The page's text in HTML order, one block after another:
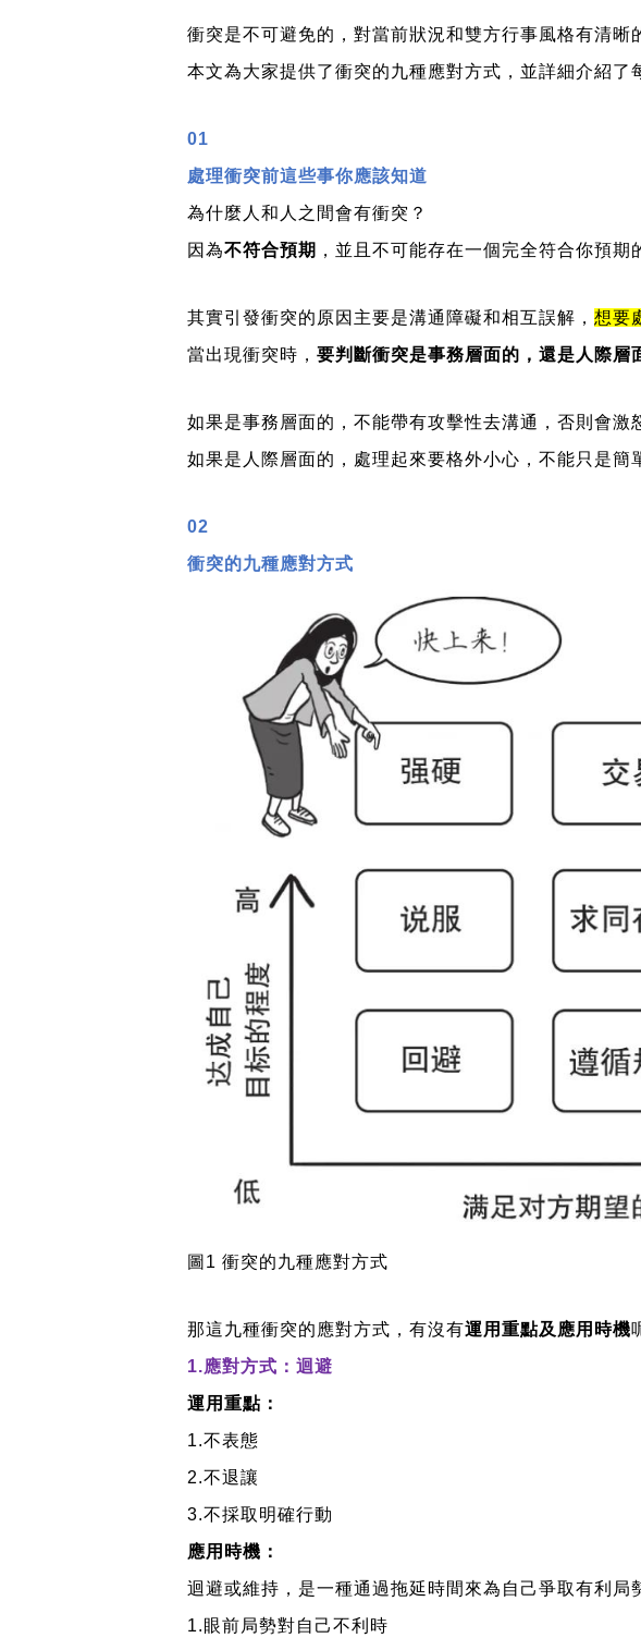
衝突是不可避免的，對當前狀況和雙方行事風格有清
本文為大家提供了衝突的九種應對方式，並詳細介紹
01
處理衝突前這些事你應該知道
為什麼人和人之間會有衝突？
因為不符合預期 ，並且不可能存在一個完全符合你預期
其實引發衝突的原因主要是溝通障礙和相互誤解， 想要
當出現衝突時， 要判斷衝突是事務層面的，還是人際層
如果是事務層面的，不能帶有攻擊性去溝通，否則會
如果是人際層面的，處理起來要格外小心，不能只是簡
02
衝突的九種應對方式
圖 1 衝突的九種應對方式
那這九種衝突的應對方式，有沒有運用重點及應用時機
1.應對方式：迴避
運用重點：
1.不表態
2.不退讓
3.不採取明確行動
應用時機：
迴避或維持，是一種通過拖延時間來為自己爭取有利局
1. 眼前局勢對自己不利時